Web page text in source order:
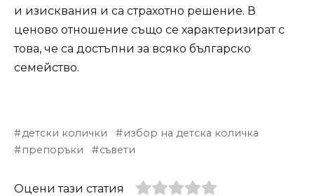
и изисквания и са страхотно решение. В
ценово отношение също се характеризират с
това, че са достъпни за всяко българско
семейство.
детски колички
избор на детска количка
препоръки
съвети
Оцени тази статия